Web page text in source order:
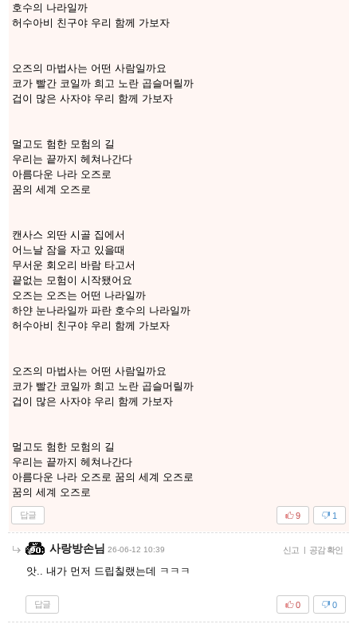
호수의 나라일까
허수아비 친구야 우리 함께 가보자
오즈의 마법사는 어떤 사람일까요
코가 빨간 코일까 희고 노란 곱슬머릴까
겁이 많은 사자야 우리 함께 가보자
멀고도 험한 모험의 길
우리는 끝까지 헤쳐나간다
아름다운 나라 오즈로
꿈의 세계 오즈로
캔사스 외딴 시골 집에서
어느날 잠을 자고 있을때
무서운 회오리 바람 타고서
끝없는 모험이 시작됐어요
오즈는 오즈는 어떤 나라일까
하얀 눈나라일까 파란 호수의 나라일까
허수아비 친구야 우리 함께 가보자
오즈의 마법사는 어떤 사람일까요
코가 빨간 코일까 희고 노란 곱슬머릴까
겁이 많은 사자야 우리 함께 가보자
멀고도 험한 모험의 길
우리는 끝까지 헤쳐나간다
아름다운 나라 오즈로 꿈의 세계 오즈로
꿈의 세계 오즈로
답글 1
9
사랑방손님 26-06-12 10:39 신고 | 공감 확인
앗.. 내가 먼저 드립칠랬는데 ㅋㅋㅋ
답글 0
0